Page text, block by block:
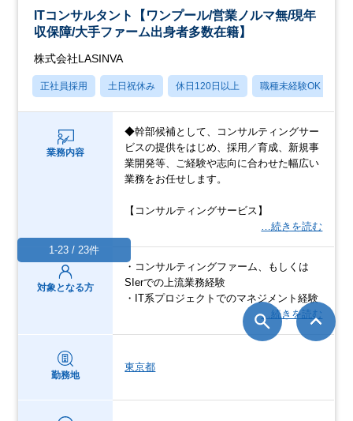
ITコンサルタント【ワンプール/営業ノルマ無/現年
収保障/大手ファーム出身者多数在籍】
株式会社LASINVA
正社員採用 土日祝休み 休日120日以上 職種未経験OK
業務内容
◆幹部候補として、コンサルティングサー
ビスの提供をはじめ、採用／育成、新規事
業開発等、ご経験や志向に合わせた幅広い
業務をお任せします。
【コンサルティングサービス】
…続きを読む
対象となる方
・コンサルティングファーム、もしくは
SIerでの上流業務経験
・IT系プロジェクトでのマネジメント経験
…続きを読む
勤務地
東京都
1-23 / 23件